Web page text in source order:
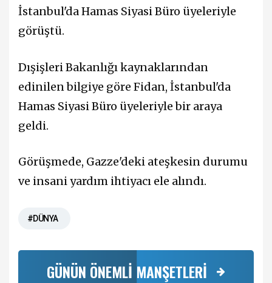
İstanbul'da Hamas Siyasi Büro üyeleriyle
görüştü.
Dışişleri Bakanlığı kaynaklarından
edinilen bilgiye göre Fidan, İstanbul'da
Hamas Siyasi Büro üyeleriyle bir araya
geldi.
Görüşmede, Gazze'deki ateşkesin durumu
ve insani yardım ihtiyacı ele alındı.
#DÜNYA
GÜNÜN ÖNEMLİ MANŞETLERİ